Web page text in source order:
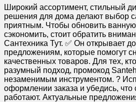
Широкий ассортимент, стильный
решения для дома делают выбор
приятным. Чтобы обновить
сэкономить, стоит обратить
Сантехника Тут. ✅ Он открывает
предложениям, которые помогут
качественных товаров. Для тех,
разумный подход, промокод
незаменимым инструментом. ?
оформлении заказа и убедись, что
работают. Актуальные